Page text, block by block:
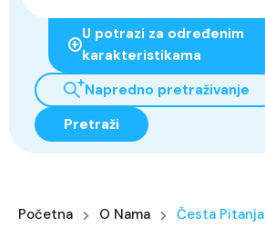
U potrazi za određenim
karakteristikama
Napredno pretraživanje
Pretraži
Početna O Nama Česta Pitanja